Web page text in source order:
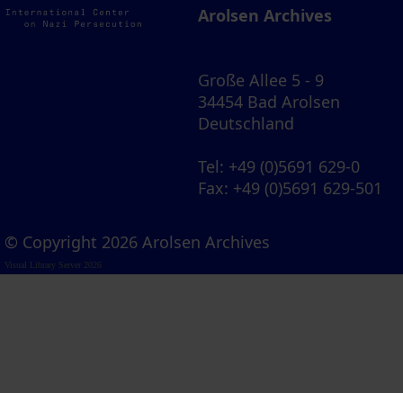
Arolsen Archives
Große Allee 5 - 9
34454 Bad Arolsen
Deutschland
Tel: +49 (0)5691 629-0
Fax: +49 (0)5691 629-501
© Copyright 2026 Arolsen Archives
Visual Library Server 2026